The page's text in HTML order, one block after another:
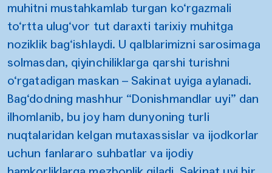
muhitni mustahkamlab turgan ko‘rgazmali
to‘rtta ulug‘vor tut daraxti tarixiy muhitga
noziklik bag‘ishlaydi. U qalblarimizni sarosimaga
solmasdan, qiyinchiliklarga qarshi turishni
o‘rgatadigan maskan – Sakinat uyiga aylanadi.
Bag‘dodning mashhur “Donishmandlar uyi” dan
ilhomlanib, bu joy ham dunyoning turli
nuqtalaridan kelgan mutaxassislar va ijodkorlar
uchun fanlararo suhbatlar va ijodiy